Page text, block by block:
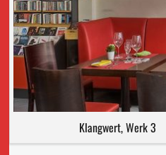
Klangwert, Werk 3